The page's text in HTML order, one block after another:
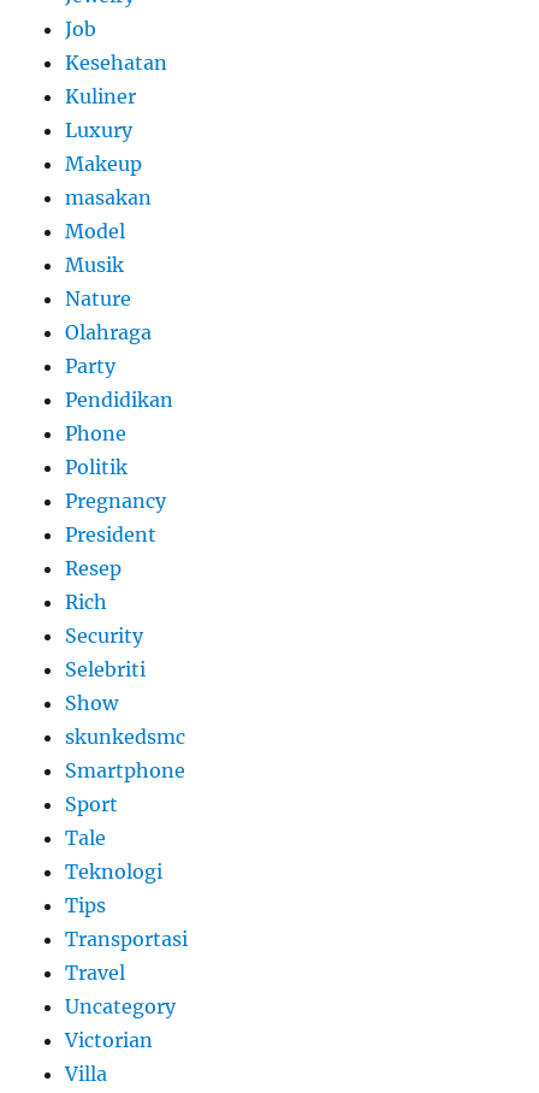
Job
Kesehatan
Kuliner
Luxury
Makeup
masakan
Model
Musik
Nature
Olahraga
Party
Pendidikan
Phone
Politik
Pregnancy
President
Resep
Rich
Security
Selebriti
Show
skunkedsmc
Smartphone
Sport
Tale
Teknologi
Tips
Transportasi
Travel
Uncategory
Victorian
Villa